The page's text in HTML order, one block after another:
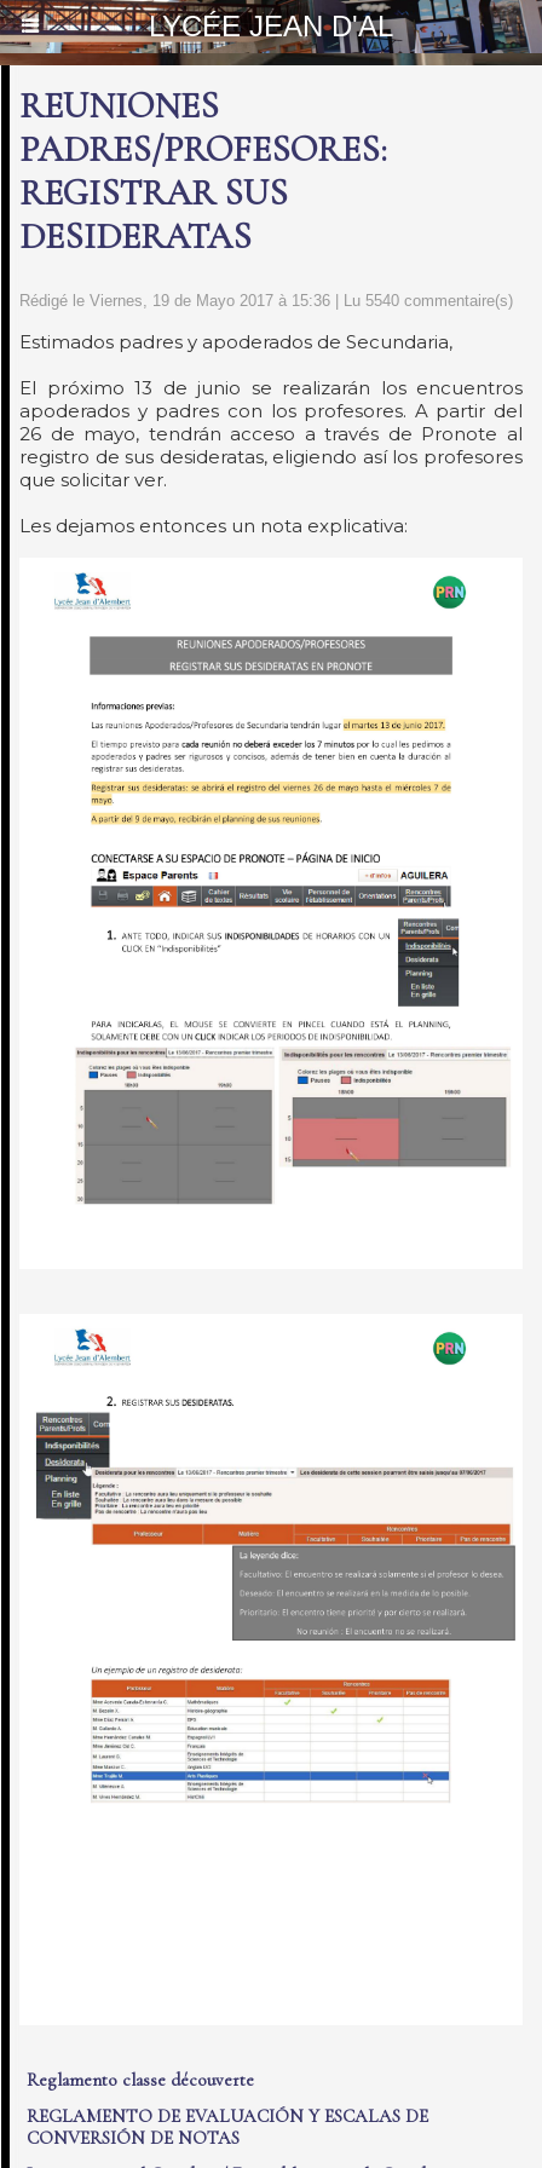
LYCÉE JEAN D'AL
REUNIONES
PADRES/PROFESORES:
REGISTRAR SUS
DESIDERATAS
Rédigé le Viernes, 19 de Mayo 2017 à 15:36 | Lu 5540 commentaire(s)
Estimados padres y apoderados de Secundaria,
El próximo 13 de junio se realizarán los encuentros
apoderados y padres con los profesores. A partir del
26 de mayo, tendrán acceso a través de Pronote al
registro de sus desideratas, eligiendo así los profesores
que solicitar ver.
Les dejamos entonces un nota explicativa:
Reglamento classe découverte
REGLAMENTO DE EVALUACIÓN Y ESCALAS DE
CONVERSIÓN DE NOTAS